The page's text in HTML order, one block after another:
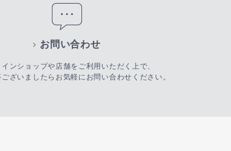
お問い合わせ
インショップや店舗をご利用いただく上で、
ざいましたらお気軽にお問い合わせください。